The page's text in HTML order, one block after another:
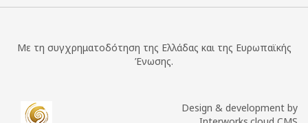
Με τη συγχρηματοδότηση της Ελλάδας και της Ευρωπαϊκής
Ένωσης.
Design & development by